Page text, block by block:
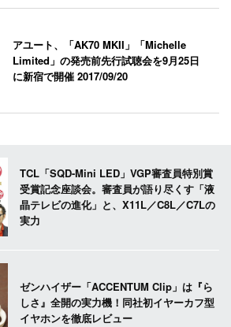
アユート、「AK70 MKII」「Michelle
Limited」の発売前先行試聴会を9月25日
に新宿で開催2017/09/20
TCL「SQD-Mini LED」VGP審査員特別賞
受賞記念座談会。審査員が語り尽くす「液
晶テレビの進化」と、X11L／C8L／C7Lの
実力
ゼンハイザー「ACCENTUM Clip」は『ら
しさ』全開の実力機！同社初イヤーカフ型
イヤホンを徹底レビュー